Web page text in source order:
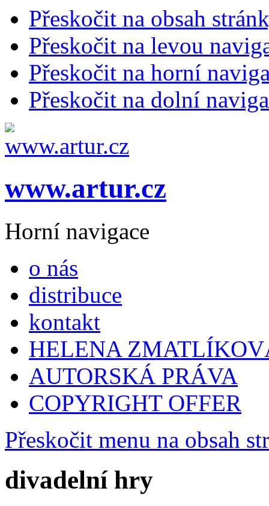
Přeskočit na obsah
Přeskočit na levou
Přeskočit na horní
Přeskočit na dolní
www.artur.cz
Horní navigace
o nás
distribuce
kontakt
HELENA
AUTORSKÁ PRÁVA
COPYRIGHT OFFER
Přeskočit menu na obsah
divadelní hry